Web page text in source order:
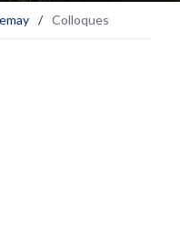
/ Colloques